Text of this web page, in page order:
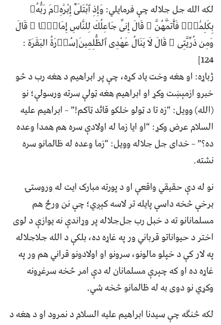
لکه الله جل جلاله چې فرمایلي: وَإِذِ ٱبْتَلَىٰٓ إِبْرَٰهِۦمَ رَبُّهُۥ
بِكَلِمَٰتٍۢ فَأَتَمَّهُنَّ ۖ قَالَ إِنِّى جَاعِلُكَ لِلنَّاسِ إِمَامًۭا ۖ قَالَ
وَمِن ذُرِّيَّتِى ۖ قَالَ لَا يَنَالُ عَهْدِى ٱلظَّٰلِمِينَ[سُوۡرَةُ البَقَرَة :
124]
ژباړه: او هغه وخت یاد کړه، چې پر ابراهيم د هغه رب د څو
خبرو ازمېښت وکړ او ابراهيم هغه ټولې سرته ورسولې؛ نو
(الله) وويل: “زه تا د ټولو خلكو قائد ټاكم!” – ابراهيم علیه
السلام عرض وکړ: “او ايا زما له اولادې سره هم همدا وعده
ده؟” – خدای جل جلاله وويل: “زما وعده له ظالمانو سره
نشته.
نو له دې حقیقي واقعې او د پورته مبارک ایت له وروستۍ
برخې څخه داسې پایله تر لاسه کېږي؛ چې نن ورځ هم
مسلمانانو ته د خبل رب جل‌جلاله پر وړاندې نه یوازې د لوی
اختر د حیواناتو قرباني ور په غاړه ده، بلکې د الله جلاجلاله
په لار کې د خپلو مالونو، سرونو او اولادونو قراني هم ور په
غاړه ده او که چېرې مسلمانان له دې امر څخه سرغړونه
وکړي نو دوی به له ظالمانو څخه شي.
لکه څنګه چې سیدنا ابراهیم علیه السلام د نمرود او د هغه د